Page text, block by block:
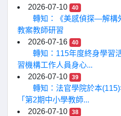
2026-07-10
40
轉知：《美感偵探—解構
教案教師研習
2026-07-16
40
轉知：115年度終身學習
習機構工作人員身心...
2026-07-10
39
轉知：法官學院於本
「第2期中小學教師...
2026-07-10
38